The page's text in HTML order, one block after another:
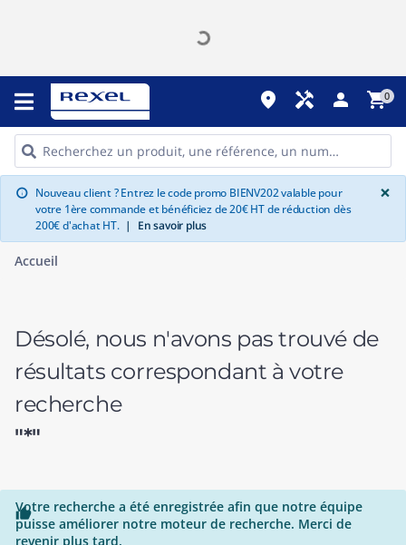
place handyman person shopping_cart0
info Nouveau client ? Entrez le code promo BIENV202 valable pour
votre 1ère commande et bénéficiez de 20€ HT de réduction dès
200€ d'achat HT. | En savoir plus
×
Accueil
Désolé, nous n'avons pas trouvé de
résultats correspondant à votre
recherche
"*"

Votre recherche a été enregistrée afin que notre équipe
puisse améliorer notre moteur de recherche. Merci de
revenir plus tard.